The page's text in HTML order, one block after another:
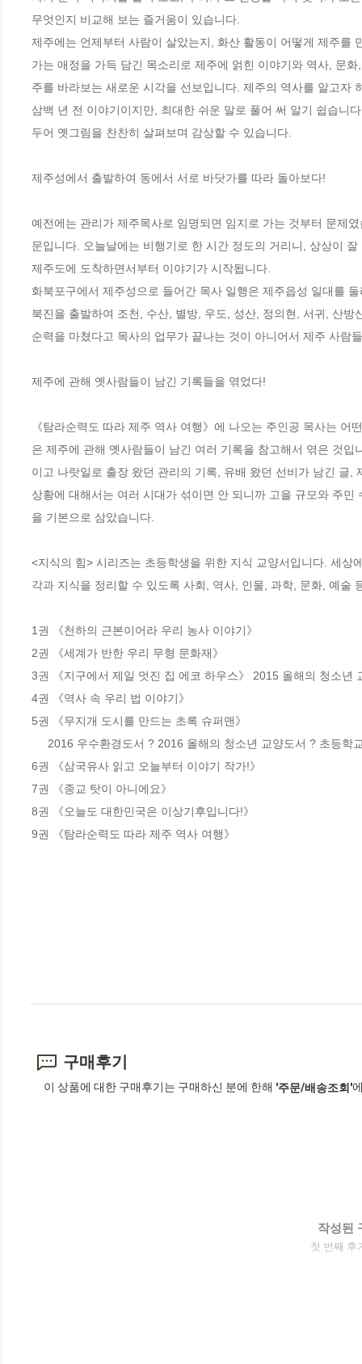
무엇인지 비교해 보는 즐거움이 있습니다.
제주에는 언제부터 사람이 살았는지, 화산 활동이 어떻게 제주를
가는 애정을 가득 담긴 목소리로 제주에 얽힌 이야기와 역사, 문
주를 바라보는 새로운 시각을 선보입니다. 제주의 역사를 알고자
삼백 년 전 이야기이지만, 최대한 쉬운 말로 풀어 써 알기 쉽습니
두어 옛그림을 찬찬히 살펴보며 감상할 수 있습니다.
제주성에서 출발하여 동에서 서로 바닷가를 따라 돌아보다!
예전에는 관리가 제주목사로 임명되면 임지로 가는 것부터 문제
문입니다. 오늘날에는 비행기로 한 시간 정도의 거리니, 상상이
제주도에 도착하면서부터 이야기가 시작됩니다.
화북포구에서 제주성으로 들어간 목사 일행은 제주읍성 일대를
북진을 출발하여 조천, 수산, 별방, 우도, 성산, 정의현, 서귀, 산
순력을 마쳤다고 목사의 업무가 끝나는 것이 아니어서 제주 사람
제주에 관해 옛사람들이 남긴 기록들을 엮었다!
《탐라순력도 따라 제주 역사 여행》에 나오는 주인공 목사는
은 제주에 관해 옛사람들이 남긴 여러 기록을 참고해서 엮은 것
이고 나랏일로 출장 왔던 관리의 기록, 유배 왔던 선비가 남긴 글
상황에 대해서는 여러 시대가 섞이면 안 되니까 고을 규모와 주
을 기본으로 삼았습니다.
<지식의 힘> 시리즈는 초등학생을 위한 지식 교양서입니다. 세
각과 지식을 정리할 수 있도록 사회, 역사, 인물, 과학, 문화, 예술
1권 《천하의 근본이어라 우리 농사 이야기》
2권 《세계가 반한 우리 무형 문화재》
3권 《지구에서 제일 멋진 집 에코 하우스》 2015 올해의 청소년
4권 《역사 속 우리 법 이야기》
5권 《무지개 도시를 만드는 초록 슈퍼맨》
6권 《삼국유사 읽고 오늘부터 이야기 작가!》
7권 《종교 탓이 아니에요》
8권 《오늘도 대한민국은 이상기후입니다!》
9권 《탐라순력도 따라 제주 역사 여행》
구매후기
이 상품에 대한 구매후기는 구매하신 분에 한해 '주문/배송조회'
작성된
첫 번째 후